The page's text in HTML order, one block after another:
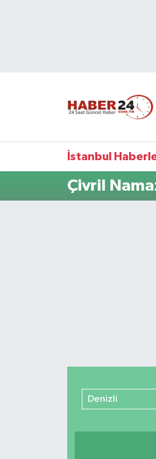
İstanbul
Çivril
Denizli
Namaz Vakitleri
Süper Lig Puan Durumu ve
Tüm Manşetler